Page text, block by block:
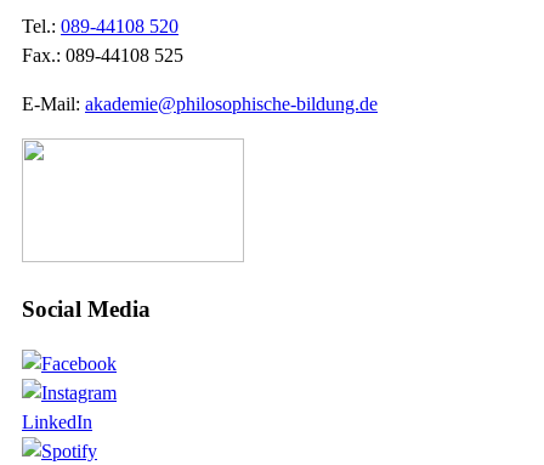
Tel.: 089-44108 520
Fax.: 089-44108 525
E-Mail: akademie@philosophische-bildung.de
Social Media
LinkedIn